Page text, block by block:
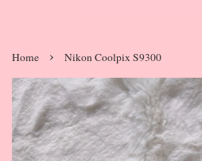
Home › Nikon Coolpix S9300